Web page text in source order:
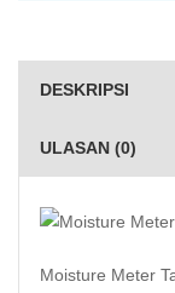
DESKRIPSI
ULASAN (0)
Moisture Meter